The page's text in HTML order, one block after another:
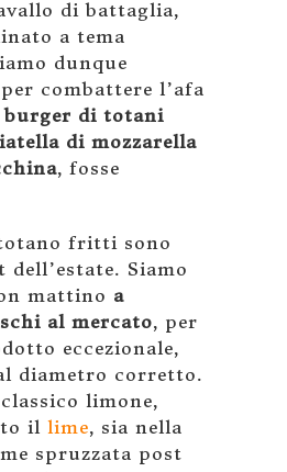
di battaglia,
a tema
dunque
combattere l’afa
di totani
di mozzarella
, fosse
fritti sono
dell’estate. Siamo
mattino a
al mercato, per
eccezionale,
diametro corretto.
limone,
il lime, sia nella
spruzzata post